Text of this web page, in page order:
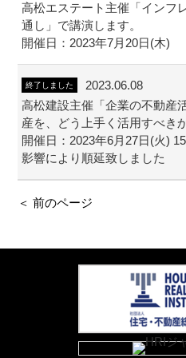
高松エステート主催「インフ
通し」で講演します。
開催日：2023年7月20日(木)
終了しました
2023.06.08
高松建設主催「企業の不動産
産を、どう上手く活用すべき
開催日：2023年6月27日(火)
影響により順延致しました
＜ 前のページ